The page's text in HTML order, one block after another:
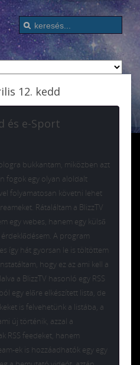
12. kedd
és e-Sport
bukkantam, miközben azt
fogok egy olyan aloldalt
folyamatosan követni lehet
Rátaláltam a BlizzTV
egy webes, hanem egy külső
A program
így hát gyorsan le is töltöttem
hogy ez az ami kell a
a BlizzTV hasonló egy RSS
egy előre elkészített lista, de
is felvehetünk a listába, a
új történik, azzal a
RSS feedeket, hanem
ek is hozzáadhatók egy egy